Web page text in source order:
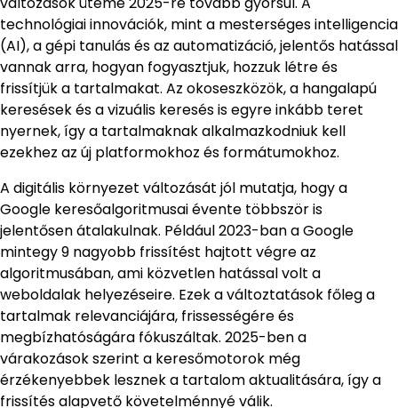
technológiai innovációk, mint a mesterséges intelligencia
(AI), a gépi tanulás és az automatizáció, jelentős hatással
vannak arra, hogyan fogyasztjuk, hozzuk létre és
frissítjük a tartalmakat. Az okoseszközök, a hangalapú
keresések és a vizuális keresés is egyre inkább teret
nyernek, így a tartalmaknak alkalmazkodniuk kell
ezekhez az új platformokhoz és formátumokhoz.
A digitális környezet változását jól mutatja, hogy a
Google keresőalgoritmusai évente többször is
jelentősen átalakulnak. Például 2023-ban a Google
mintegy 9 nagyobb frissítést hajtott végre az
algoritmusában, ami közvetlen hatással volt a
weboldalak helyezéseire. Ezek a változtatások főleg a
tartalmak relevanciájára, frissességére és
megbízhatóságára fókuszáltak. 2025-ben a
várakozások szerint a keresőmotorok még
érzékenyebbek lesznek a tartalom aktualitására, így a
frissítés alapvető követelménnyé válik.